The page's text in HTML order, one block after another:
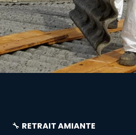
🔧 RETRAIT AMIANTE